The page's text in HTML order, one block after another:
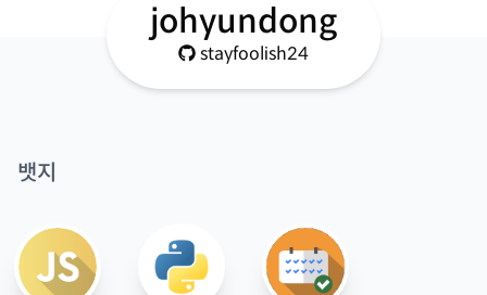
johyundong
stayfoolish24
뱃지